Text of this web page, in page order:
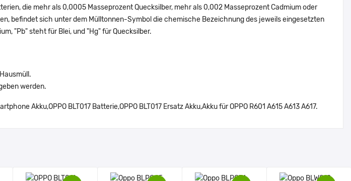
die mehr als 0,0005 Masseprozent Quecksilber, mehr als 0,002 Masseprozent Cadmium oder
befindet sich unter dem Mülltonnen-Symbol die chemische Bezeichnung des jeweils eingesetzten
"Pb" steht für Blei, und "Hg" für Quecksilber.
werden.
Akku,OPPO BLT017 Batterie,OPPO BLT017 Ersatz Akku,Akku für OPPO R601 A615 A613 A617.